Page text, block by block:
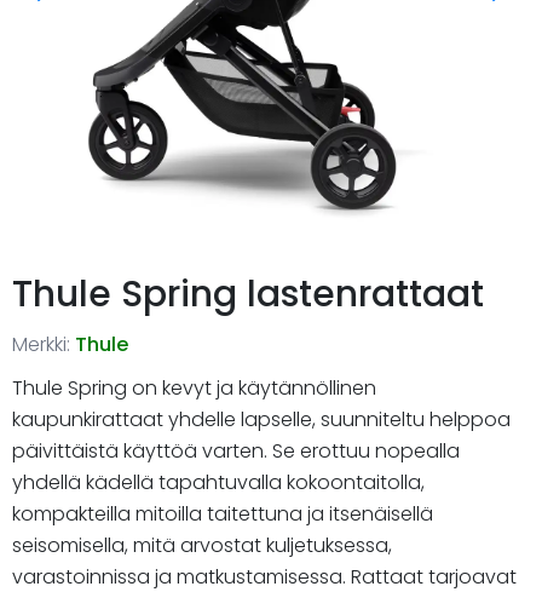
Thule Spring lastenrattaat
Merkki: Thule
Thule Spring on kevyt ja käytännöllinen
kaupunkirattaat yhdelle lapselle, suunniteltu helppoa
päivittäistä käyttöä varten. Se erottuu nopealla
yhdellä kädellä tapahtuvalla kokoontaitolla,
kompakteilla mitoilla taitettuna ja itsenäisellä
seisomisella, mitä arvostat kuljetuksessa,
varastoinnissa ja matkustamisessa. Rattaat tarjoavat